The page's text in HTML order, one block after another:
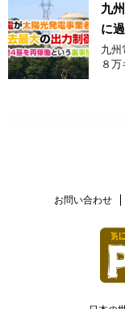
九
に
九州
８
お問い合わせ